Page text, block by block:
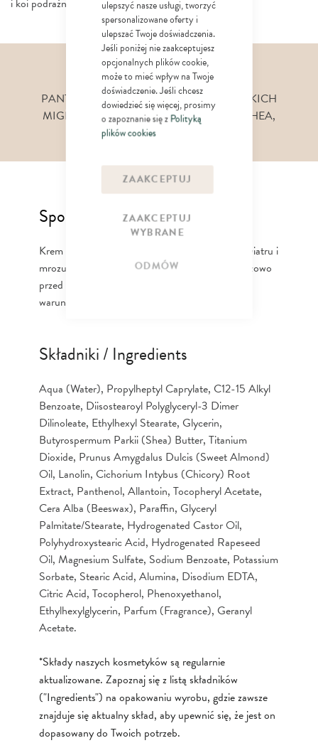
ulepszyć nasze usługi, tworzyć
spersonalizowane oferty i
ulepszać Twoje doświadczenia.
Jeśli poniżej nie zaakceptujesz
opcjonalnych plików cookie,
może to mieć wpływ na Twoje
doświadczenie. Jeśli chcesz
dowiedzieć się więcej, prosimy
o zapoznanie się zPolityką
plików cookies
ZAAKCEPTUJ
ZAAKCEPTUJ
WYBRANE
ODMÓW
i koi podrażnienia wywołane zmianami temperatur
Składniki aktywne
PANTENOL, ALANTOINA, OLEJ ZE SŁODKICH
MIGDAŁÓW, WOSK PSZCZELI, MASŁO SHEA,
AKTYWATOR WITAMINY D
Sposób użycia
Krem nanieść na miejsca narażone na działanie wiatru i
mrozu, delikatnie wmasować. Stosować każdorazowo
przed ekspozycją na działanie niekorzystnych
warunków atmosferycznych.
Składniki / Ingredients
Aqua (Water), Propylheptyl Caprylate, C12-15 Alkyl
Benzoate, Diisostearoyl Polyglyceryl-3 Dimer
Dilinoleate, Ethylhexyl Stearate, Glycerin,
Butyrospermum Parkii (Shea) Butter, Titanium
Dioxide, Prunus Amygdalus Dulcis (Sweet Almond)
Oil, Lanolin, Cichorium Intybus (Chicory) Root
Extract, Panthenol, Allantoin, Tocopheryl Acetate,
Cera Alba (Beeswax), Paraffin, Glyceryl
Palmitate/Stearate, Hydrogenated Castor Oil,
Polyhydroxystearic Acid, Hydrogenated Rapeseed
Oil, Magnesium Sulfate, Sodium Benzoate, Potassium
Sorbate, Stearic Acid, Alumina, Disodium EDTA,
Citric Acid, Tocopherol, Phenoxyethanol,
Ethylhexylglycerin, Parfum (Fragrance), Geranyl
Acetate.
*Składy naszych kosmetyków są regularnie
aktualizowane. Zapoznaj się z listą składników
("Ingredients") na opakowaniu wyrobu, gdzie zawsze
znajduje się aktualny skład, aby upewnić się, że jest on
dopasowany do Twoich potrzeb.